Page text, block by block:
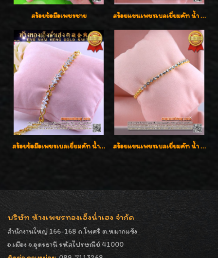
สร้อยข้อมือเพชรชาย สร้อยแขนเพชรเบลเยี่ยมคัท น้ำ 97 G-Color/VVS เพชร 20 เม็ดน้ำหนักเพชร 0.80 กะรัต ใส่สวยน่ารัก ราคาเบาๆ ลดพิเศษค่ะ
สร้อยข้อมือเพชรเบลเยี่ยมคัท น้ำ 98 F-Color/VVS น้ำหนักเพชร 1.75 กะรัต ตัวเรือนทอง เพชรสวยรูปแบบน่ารัก ใส่สวยมั๊กมากค่ะ สร้อยแขนเพชรเบลเยี่ยมคัท น้ำ 97 G-Color/VVS เพชร 17 เม็ดน้ำหนักเพชร 0.78 กะรัต ตัวเรือนทองน้ำหนัก 9.7 กรัม ใส่สวยน่ารัก ราคาไม่แพงค่ะ
บริษัท ห้างเพชรทองเอ็งน่ำเฮง จำกัด
สำนักงานใหญ่ 166-168 ถ.โพศรี ต.หมากแข้ง
อ.เมือง จ.อุดรธานี รหัสไปรษณีย์ 41000